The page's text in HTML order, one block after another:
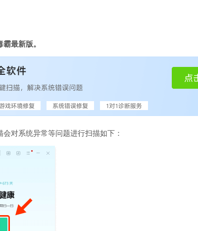
最新版。
对系统异常等问题进行扫描如下：